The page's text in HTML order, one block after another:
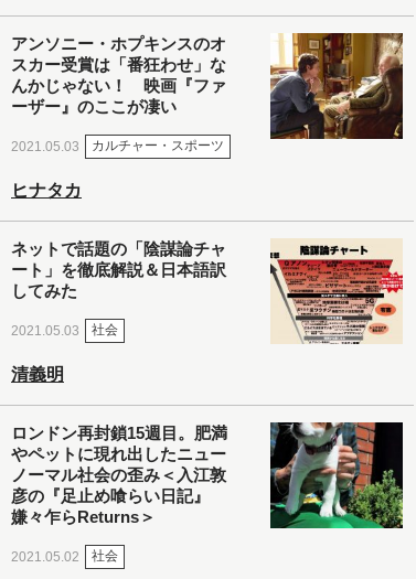
アンソニー・ホプキンスのオ
スカー受賞は「番狂わせ」な
んかじゃない！ 映画『ファ
ーザー』のここが凄い
2021.05.03 カルチャー・スポーツ
ヒナタカ
ネットで話題の「陰謀論チャ
ート」を徹底解説＆日本語訳
してみた
2021.05.03 社会
清義明
ロンドン再封鎖15週目。肥満
やペットに現れ出したニュー
ノーマル社会の歪み＜入江敦
彦の『足止め喰らい日記』
嫌々乍らReturns＞
2021.05.02 社会